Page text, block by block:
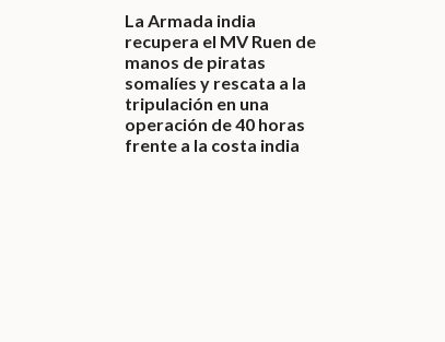
La Armada india
recupera el MV Ruen de
manos de piratas
somalíes y rescata a la
tripulación en una
operación de 40 horas
frente a la costa india